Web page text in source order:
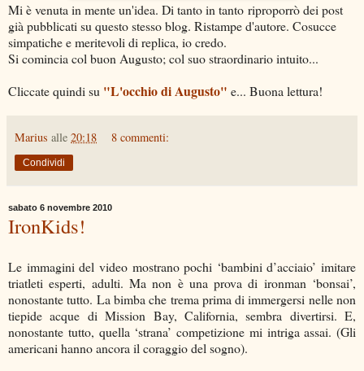
Mi è venuta in mente un'idea. Di tanto in tanto riproporrò dei post
già pubblicati su questo stesso blog. Ristampe d'autore. Cosucce
simpatiche e meritevoli di replica, io credo.
Si comincia col buon Augusto; col suo straordinario intuito...
Cliccate quindi su "L'occhio di Augusto" e... Buona lettura!
Marius alle 20:18 8 commenti:
Condividi
sabato 6 novembre 2010
IronKids!
Le immagini del video mostrano pochi ‘bambini d’acciaio’ imitare
triatleti esperti, adulti. Ma non è una prova di ironman ‘bonsai’,
nonostante tutto. La bimba che trema prima di immergersi nelle non
tiepide acque di Mission Bay, California, sembra divertirsi. E,
nonostante tutto, quella ‘strana’ competizione mi intriga assai. (Gli
americani hanno ancora il coraggio del sogno).